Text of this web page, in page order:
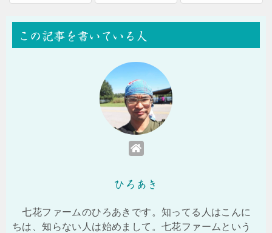
この記事を書いている人
ひろあき
七花ファームのひろあきです。知ってる人はこんに
ちは、知らない人は始めまして。七花ファームという